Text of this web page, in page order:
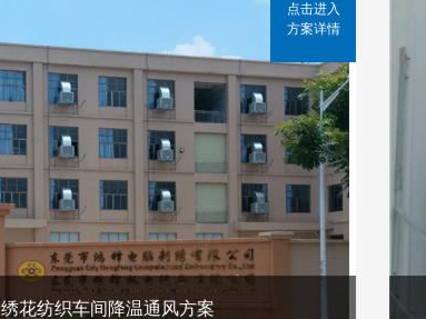
绣花纺织车间降温通风方案
点击进入
方案详情